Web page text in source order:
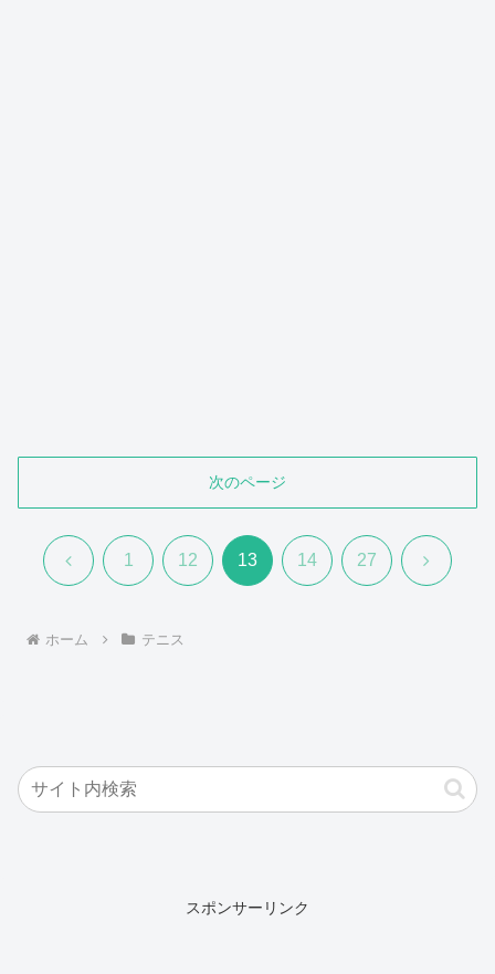
次のページ
前 1 12 13 14 27 次
ホーム テニス
スポンサーリンク